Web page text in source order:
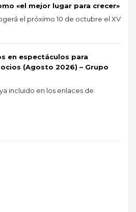
«el mejor lugar para crecer»
el próximo 10 de octubre el XV
en espectáculos para
(Agosto 2026) – Grupo
incluido en los enlaces de